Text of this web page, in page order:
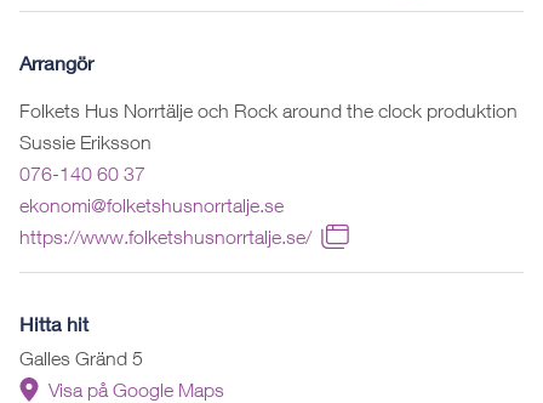
Arrangör
Folkets Hus Norrtälje och Rock around the clock produktion
Sussie Eriksson
076-140 60 37
ekonomi@folketshusnorrtalje.se
https://www.folketshusnorrtalje.se/
Hitta hit
Galles Gränd 5
Visa på Google Maps